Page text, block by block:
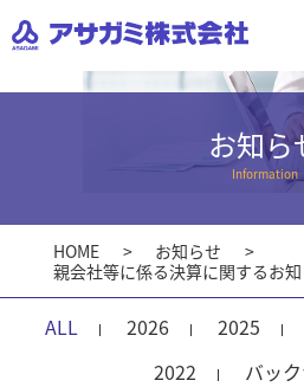
お知ら
Information
HOME
お知らせ
親会社等に係る決算に関するお
ALL 2026 2025
2022
バッ